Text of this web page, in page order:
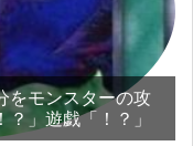
をモンスターの攻
」遊戯「！？」